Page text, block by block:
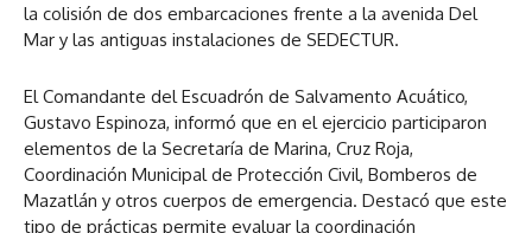
la colisión de dos embarcaciones frente a la avenida Del
Mar y las antiguas instalaciones de SEDECTUR.
El Comandante del Escuadrón de Salvamento Acuático,
Gustavo Espinoza, informó que en el ejercicio participaron
elementos de la Secretaría de Marina, Cruz Roja,
Coordinación Municipal de Protección Civil, Bomberos de
Mazatlán y otros cuerpos de emergencia. Destacó que este
tipo de prácticas permite evaluar la coordinación